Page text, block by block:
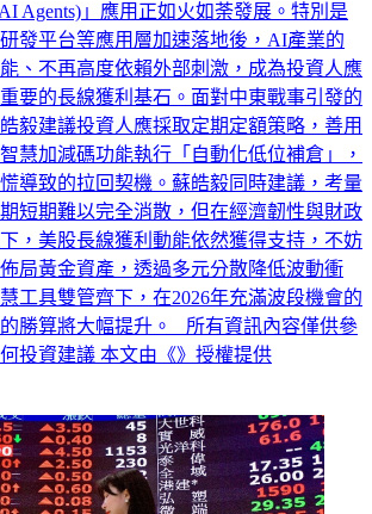
Agents)」應用正如火如荼發展。特別是
發平台等應用層加速落地後，AI產業的
、不再高度依賴外部刺激，成為投資人應
要的長線獲利基石。面對中東戰事引發的
毅建議投資人應採取定期定額策略，善用
慧加減碼功能執行「自動化低位補倉」，
導致的拉回契機。蘇皓毅同時建議，考量
短期難以完全消散，但在經濟韌性與財政
，美股長線獲利動能依然獲得支持，不妨
局黃金資產，透過多元分散降低波動衝
工具雙管齊下，在2026年充滿波段機會的
勝算將大幅提升。 所有資訊內容僅供參
投資建議 本文由《》授權提供